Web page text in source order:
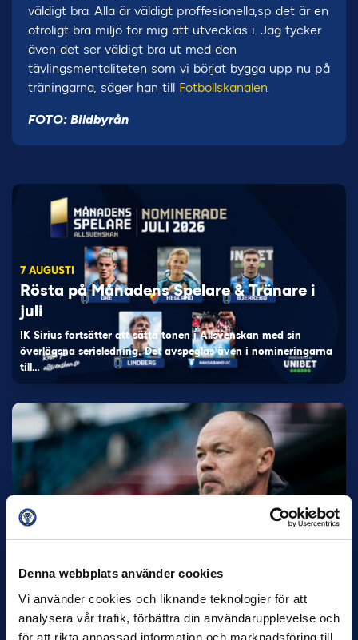
Denna webbplats använder cookies
Vi använder cookies och liknande teknologier för att
analysera vår trafik, förbättra din användarupplevelse och
för att rikta anpassad information och marknadsföring till
väldigt bra. Alla är väldigt proffesionella,sp det är en
otroligt bra miljö för mig att utvecklas i. Jag tycker
även det ser väldigt bra ut med den
tävlingsmentaliteten som vi börjat bygga upp nu på
träningarna, säger han till Fotbollskanalen.
FOTO: Bildbyrån
7 AUGUSTI
Rösta på Månadens Spelare & Tränare i
juli
IK Sirius fortsätter att sätta tonen i Allsvenskan med sin
överlägsna serieledning. Det avspeglas även i nomineringarna
till…
27 JULI
Joachim Björklund tar över IFK Göteborg
Stefan Billborns uppdrag som huvudtränare i herrlaget har